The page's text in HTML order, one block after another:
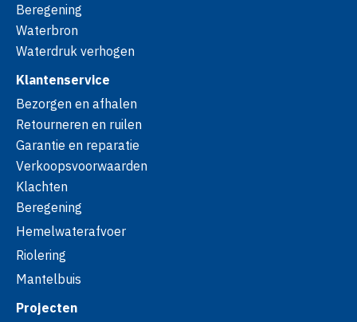
Beregening
Waterbron
Waterdruk verhogen
Klantenservice
Bezorgen en afhalen
Retourneren en ruilen
Garantie en reparatie
Verkoopsvoorwaarden
Klachten
Beregening
Hemelwaterafvoer
Riolering
Mantelbuis
Projecten